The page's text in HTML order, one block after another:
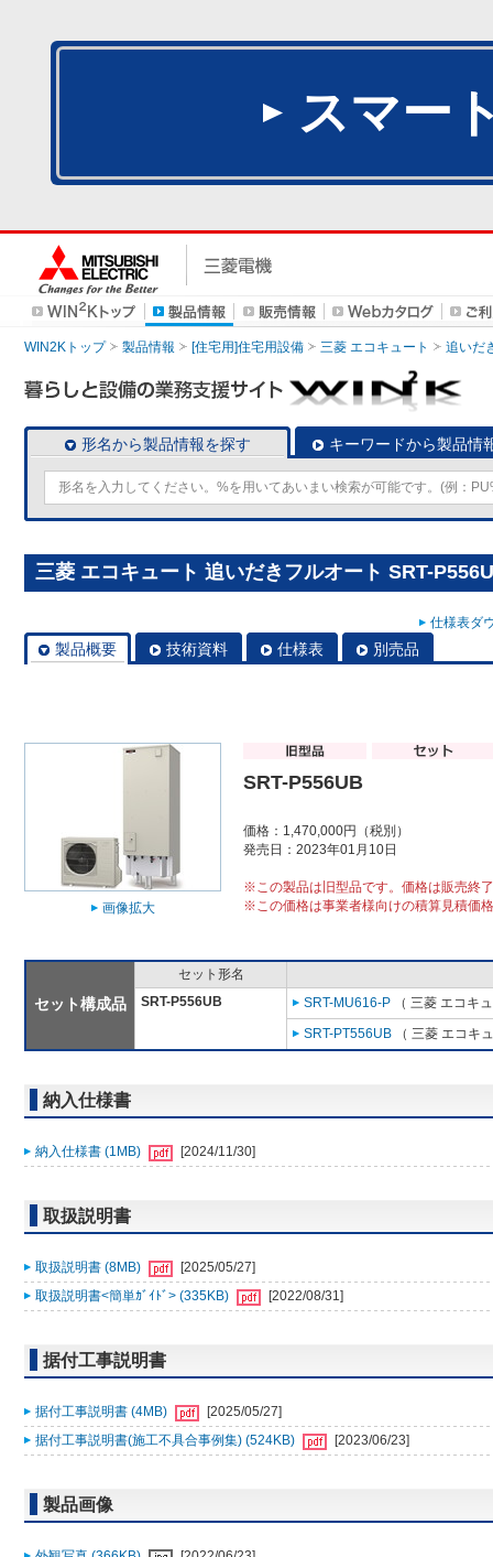
スマー
WIN2Kトップ 製品情報 [住宅用]住宅用設備 三菱 エコキュート 追いだ
形名から製品情報を探す キーワードから製品情
三菱 エコキュート 追いだきフルオート SRT-
仕様表ダ
製品概要 技術資料 仕様表 別売品
画像拡大
SRT-P556UB
価格：1,470,000円（税別）
発売日：2023年01月10日
※この製品は旧型品です。価格は販売終
※この価格は事業者様向けの積算見積価
セット構成品
セット形名
SRT-P556UB
SRT-MU616-P （ 三菱 エコキ
SRT-PT556UB （ 三菱 エコキ
納入仕様書
納入仕様書 (1MB) [2024/11/30]
取扱説明書
取扱説明書 (8MB)
[2025/05/27]
取扱説明書<簡単ｶﾞｲﾄﾞ> (335KB)
[2022/08/31]
据付工事説明書
据付工事説明書 (4MB)
[2025/05/27]
据付工事説明書(施工不具合事例集) (524KB)
[2023/06/23]
製品画像